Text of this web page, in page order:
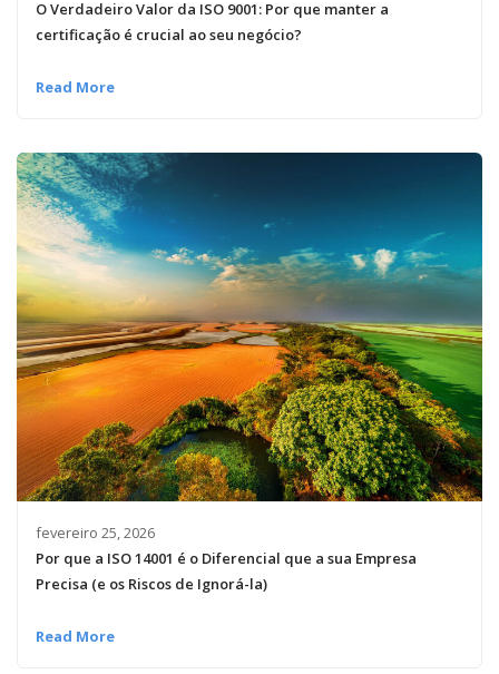
O Verdadeiro Valor da ISO 9001: Por que manter a
certificação é crucial ao seu negócio?
Read More
fevereiro 25, 2026
Por que a ISO 14001 é o Diferencial que a sua Empresa
Precisa (e os Riscos de Ignorá-la)
Read More